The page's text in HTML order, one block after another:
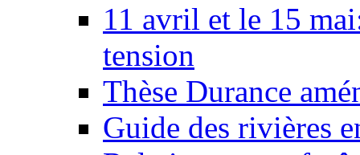
11 avril et le 15
tension
Thèse Durance
Guide des rivières